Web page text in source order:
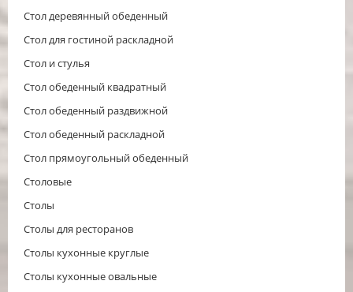
Стол деревянный обеденный
Стол для гостиной раскладной
Стол и стулья
Стол обеденный квадратный
Стол обеденный раздвижной
Стол обеденный раскладной
Стол прямоугольный обеденный
Столовые
Столы
Столы для ресторанов
Столы кухонные круглые
Столы кухонные овальные